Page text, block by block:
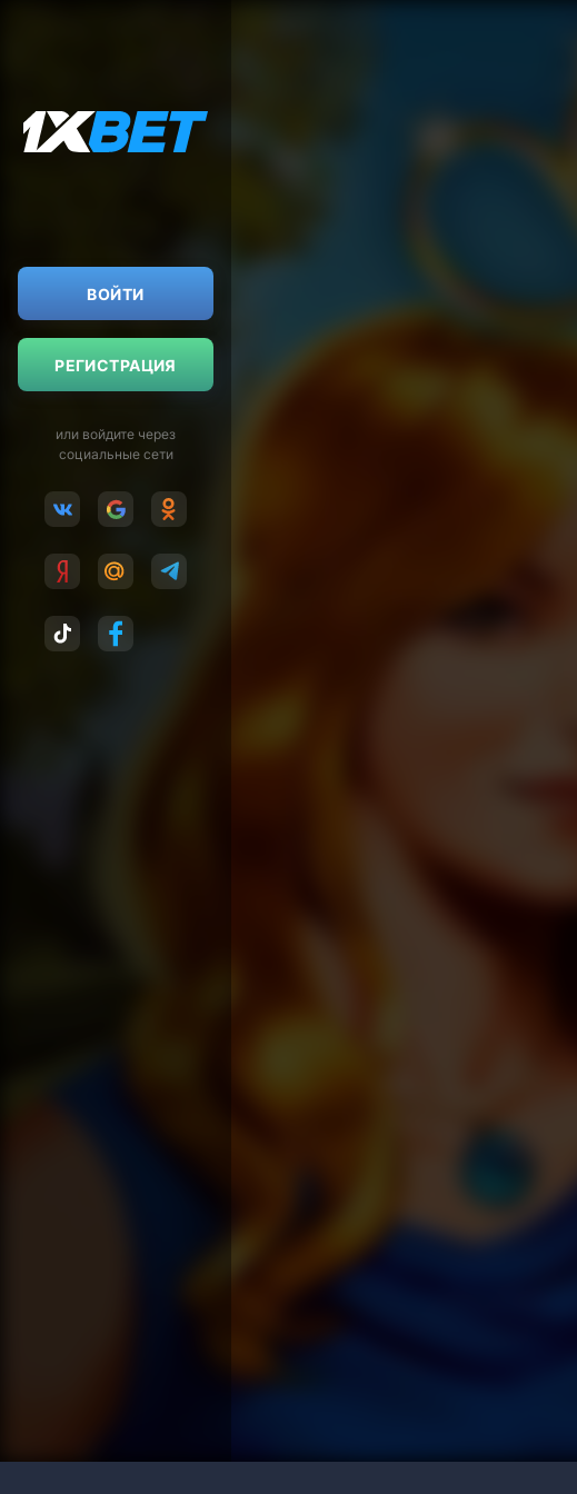
ВОЙТИ
РЕГИСТРАЦИЯ
или войдите через
социальные сети